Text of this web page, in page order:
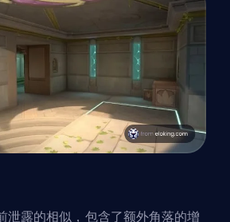
泄露的相似，包含了额外角落的增